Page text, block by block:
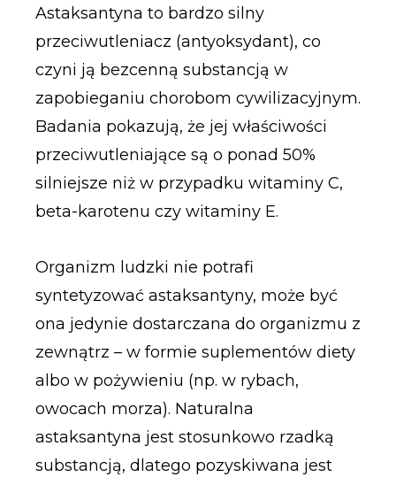
Astaksantyna to bardzo silny
przeciwutleniacz (antyoksydant), co
czyni ją bezcenną substancją w
zapobieganiu chorobom cywilizacyjnym.
Badania pokazują, że jej właściwości
przeciwutleniające są o ponad 50%
silniejsze niż w przypadku witaminy C,
beta-karotenu czy witaminy E.
Organizm ludzki nie potrafi
syntetyzować astaksantyny, może być
ona jedynie dostarczana do organizmu z
zewnątrz – w formie suplementów diety
albo w pożywieniu (np. w rybach,
owocach morza). Naturalna
astaksantyna jest stosunkowo rzadką
substancją, dlatego pozyskiwana jest